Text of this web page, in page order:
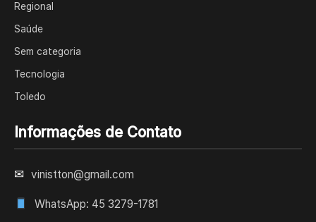
Regional
Saúde
Sem categoria
Tecnologia
Toledo
Informações de Contato
✉ vinistton@gmail.com
WhatsApp: 45 3279-1781